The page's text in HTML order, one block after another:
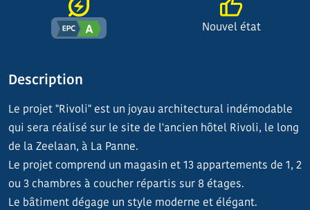
Description
Le projet "Rivoli" est un joyau architectural indémodable
qui sera réalisé sur le site de l'ancien hôtel Rivoli, le long
de la Zeelaan, à La Panne.
Le projet comprend un magasin et 13 appartements de 1, 2
ou 3 chambres à coucher répartis sur 8 étages.
Le bâtiment dégage un style moderne et élégant.
Nouvel état